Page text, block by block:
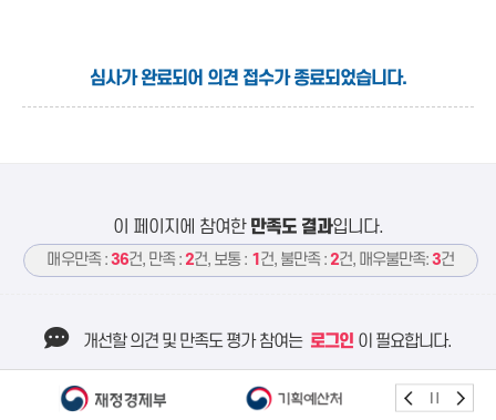
심사가 완료되어 의견 접수가 종료되었습니다.
이 페이지에 참여한 만족도 결과입니다.
매우만족 :36건, 만족 :2건, 보통 : 1 건, 불만족 :2건, 매우불만족:3건
개선할 의견 및 만족도 평가 참여는 로그인 이 필요합니다.